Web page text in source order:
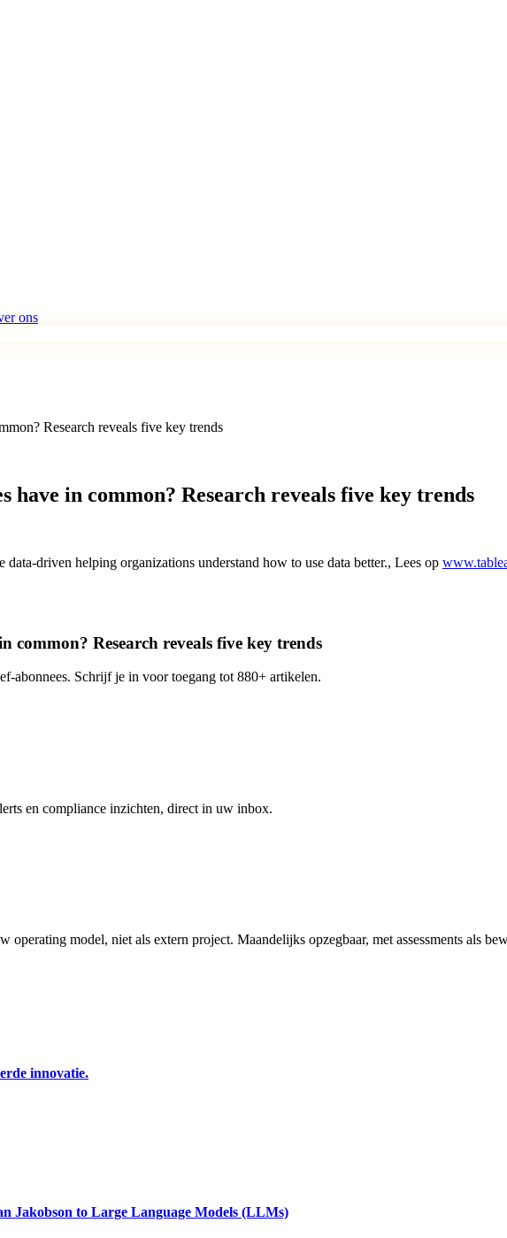
ons
Research reveals five key trends
have in common? Research reveals five key trends
data-driven helping organizations understand how to use data better., Lees op
common? Research reveals five key trends
abonnees. Schrijf je in voor toegang tot 880+ artikelen.
en compliance inzichten, direct in uw inbox.
model, niet als extern project. Maandelijks opzegbaar, met assessments als
innovatie.
Jakobson to Large Language Models (LLMs)